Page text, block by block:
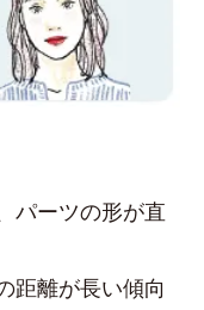
パーツの形が直
距離が長い傾向